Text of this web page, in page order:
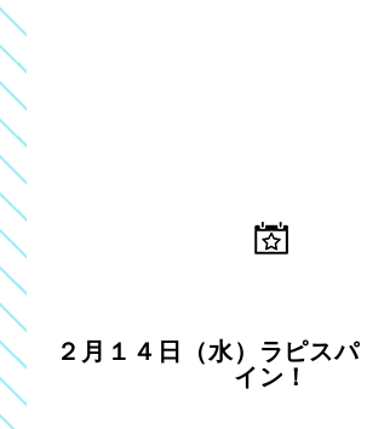
２月１４日（水）ラピスパ
イン！